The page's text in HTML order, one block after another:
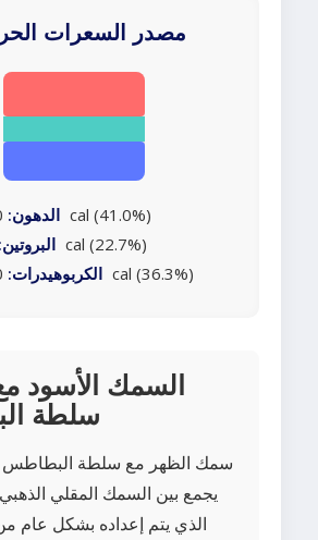
مصدر السعرات
الدهون: 170 cal (41.0%)
البروتين: 94 cal (22.7%)
الكربوهيدرات: 150 cal (36.3%)
سلطة
سمك الظهر مع سلطة البطاطس
يجمع بين السمك المقلي
الذي يتم إعداده بشكل عام